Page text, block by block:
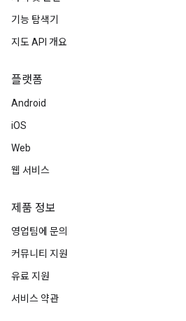
기능 탐색기
지도 API 개요
플랫폼
Android
iOS
Web
웹 서비스
제품 정보
영업팀에 문의
커뮤니티 지원
유료 지원
서비스 약관